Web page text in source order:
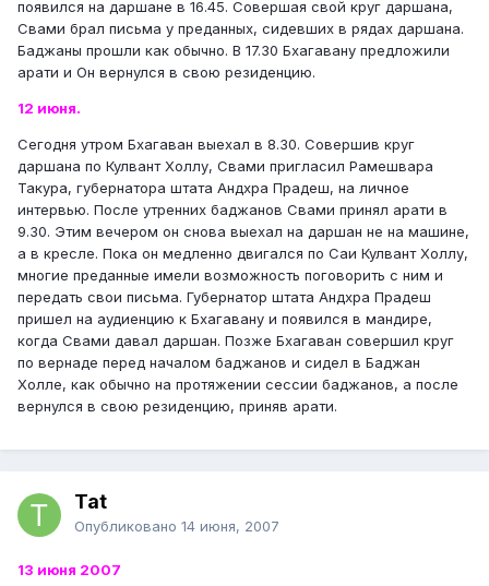
появился на даршане в 16.45. Совершая свой круг даршана,
Свами брал письма у преданных, сидевших в рядах даршана.
Баджаны прошли как обычно. В 17.30 Бхагавану предложили
арати и Он вернулся в свою резиденцию.
12 июня.
Сегодня утром Бхагаван выехал в 8.30. Совершив круг
даршана по Кулвант Холлу, Свами пригласил Рамешвара
Такура, губернатора штата Андхра Прадеш, на личное
интервью. После утренних баджанов Свами принял арати в
9.30. Этим вечером он снова выехал на даршан не на машине,
а в кресле. Пока он медленно двигался по Саи Кулвант Холлу,
многие преданные имели возможность поговорить с ним и
передать свои письма. Губернатор штата Андхра Прадеш
пришел на аудиенцию к Бхагавану и появился в мандире,
когда Свами давал даршан. Позже Бхагаван совершил круг
по вернаде перед началом баджанов и сидел в Баджан
Холле, как обычно на протяжении сессии баджанов, а после
вернулся в свою резиденцию, приняв арати.
Tat
Опубликовано 14 июня, 2007
13 июня 2007